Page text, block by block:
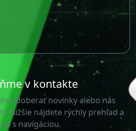
v kontakte
odoberať novinky alebo nás
Nižšie nájdete rýchly prehľad a
s navigáciou.